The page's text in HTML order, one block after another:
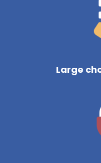
Large